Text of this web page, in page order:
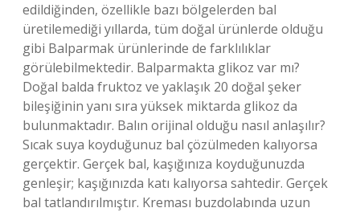
edildiğinden, özellikle bazı bölgelerden bal
üretilemediği yıllarda, tüm doğal ürünlerde olduğu
gibi Balparmak ürünlerinde de farklılıklar
görülebilmektedir. Balparmakta glikoz var mı?
Doğal balda fruktoz ve yaklaşık 20 doğal şeker
bileşiğinin yanı sıra yüksek miktarda glikoz da
bulunmaktadır. Balın orijinal olduğu nasıl anlaşılır?
Sıcak suya koyduğunuz bal çözülmeden kalıyorsa
gerçektir. Gerçek bal, kaşığınıza koyduğunuzda
genleşir; kaşığınızda katı kalıyorsa sahtedir. Gerçek
bal tatlandırılmıştır. Kreması buzdolabında uzun